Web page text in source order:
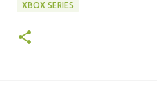
XBOX SERIES